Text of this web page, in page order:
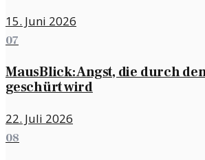
15. Juni 2026
07
MausBlick: Angst, die durch
geschürt wird
22. Juli 2026
08